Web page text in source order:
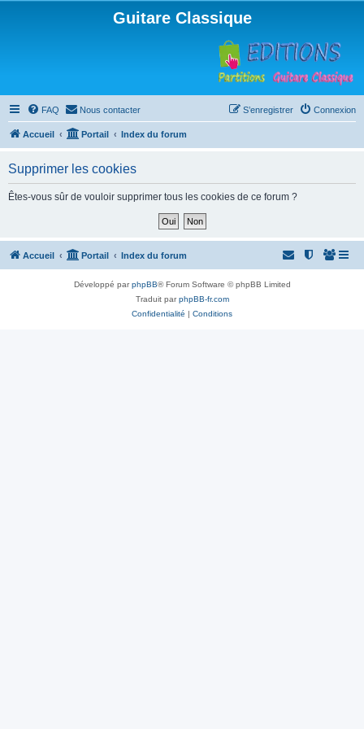
Guitare Classique
FAQ Nous contacter Connexion
S’enregistrer
Accueil Portail Index du forum
Supprimer les cookies
Êtes-vous sûr de vouloir supprimer tous les cookies de ce forum ?
Accueil Portail Index du forum
Développé parphpBB® Forum Software © phpBB Limited
Traduit parphpBB-fr.com
Confidentialité | Conditions